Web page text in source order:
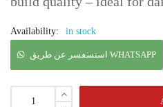
Availability: in stock
استسفسر عن طريق WHATSAPP